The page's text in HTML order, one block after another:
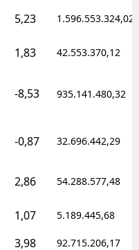
5,23 1.596.553.324,02
1,83 42.553.370,12
-8,53 935.141.480,32
-0,87 32.696.442,29
2,86 54.288.577,48
1,07 5.189.445,68
3,98 92.715.206,17